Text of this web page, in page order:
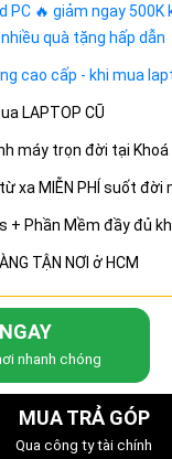
PC 🔥 giảm ngay
quà tặng hấp dẫn
cao cấp - khi mua
LAPTOP CŨ
máy trọn đời tại Khoá
xa MIỄN PHÍ suốt đời
+ Phần Mềm đầy đủ
TẬN NƠI ở HCM
nhanh chóng
MUA TRẢ GÓP
Qua công ty tài chính